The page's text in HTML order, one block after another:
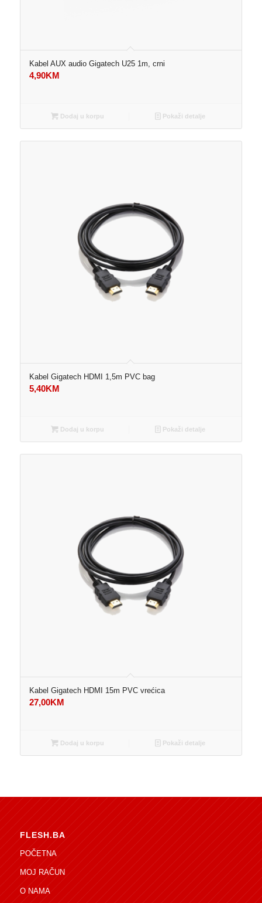
Kabel AUX audio Gigatech U25 1m, crni
4,90KM
Dodaj u korpu Pokaži detalje
Kabel Gigatech HDMI 1,5m PVC bag
5,40KM
Dodaj u korpu Pokaži detalje
Kabel Gigatech HDMI 15m PVC vrećica
27,00KM
Dodaj u korpu Pokaži detalje
FLESH.BA
POČETNA
MOJ RAČUN
O NAMA